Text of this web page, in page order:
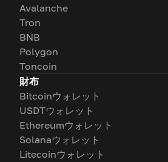
Avalanche
Tron
BNB
Polygon
Toncoin
財布
Bitcoinウォレット
USDTウォレット
Ethereumウォレット
Solanaウォレット
Litecoinウォレット